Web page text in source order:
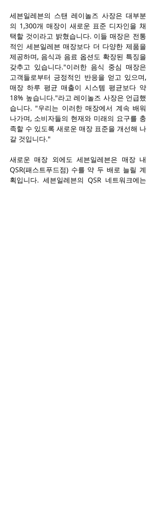
세븐일레븐의 스탠 레이놀즈 사장은 대부분
의 1,300개 매장이 새로운 표준 디자인을 채
택할 것이라고 밝혔습니다. 이들 매장은 전통
적인 세븐일레븐 매장보다 더 다양한 제품을
제공하며, 음식과 음료 옵션도 확장된 특징을
갖추고 있습니다."이러한 음식 중심 매장은
고객들로부터 긍정적인 반응을 얻고 있으며,
매장 하루 평균 매출이 시스템 평균보다 약
18% 높습니다."라고 레이놀즈 사장은 언급했
습니다. "우리는 이러한 매장에서 계속 배워
나가며, 소비자들의 현재와 미래의 요구를 충
족할 수 있도록 새로운 매장 표준을 개선해 나
갈 것입니다."
새로운 매장 외에도 세븐일레븐은 매장 내
QSR(패스트푸드점) 수를 약 두 배로 늘릴 계
획입니다. 세븐일레븐의 QSR 네트워크에는